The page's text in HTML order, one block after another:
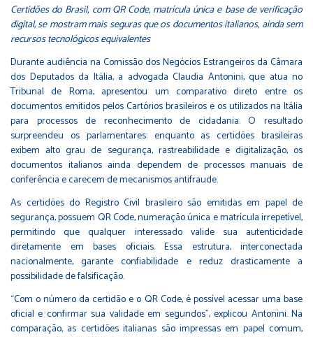
Certidões do Brasil, com QR Code, matrícula única e base de verificação
digital, se mostram mais seguras que os documentos italianos, ainda sem
recursos tecnológicos equivalentes
Durante audiência na Comissão dos Negócios Estrangeiros da Câmara
dos Deputados da Itália, a advogada Claudia Antonini, que atua no
Tribunal de Roma, apresentou um comparativo direto entre os
documentos emitidos pelos Cartórios brasileiros e os utilizados na Itália
para processos de reconhecimento de cidadania. O resultado
surpreendeu os parlamentares: enquanto as certidões brasileiras
exibem alto grau de segurança, rastreabilidade e digitalização, os
documentos italianos ainda dependem de processos manuais de
conferência e carecem de mecanismos antifraude.
As certidões do Registro Civil brasileiro são emitidas em papel de
segurança, possuem QR Code, numeração única e matrícula irrepetível,
permitindo que qualquer interessado valide sua autenticidade
diretamente em bases oficiais. Essa estrutura, interconectada
nacionalmente, garante confiabilidade e reduz drasticamente a
possibilidade de falsificação.
“Com o número da certidão e o QR Code, é possível acessar uma base
oficial e confirmar sua validade em segundos”, explicou Antonini. Na
comparação, as certidões italianas são impressas em papel comum,